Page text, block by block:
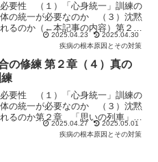
要性 （１）「心身統一」訓練の
の統一が必要なのか （３）沈黙
るのか（←本記事の内容）第２
向かう道 （１）「思いの...
2025.04.23
2025.04.30
疾病の根本原因とその対策
の修練 第２章（４）真の
要性 （１）「心身統一」訓練の
の統一が必要なのか （３）沈黙
るのか第２章 「思いの列車」か
いの列車」から降りて「...
2025.04.27
2025.05.01
疾病の根本原因とその対策